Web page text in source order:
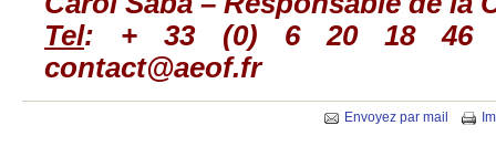
Tel: + 33 (0) 6 20 18
contact@aeof.fr
Envoyez par mail